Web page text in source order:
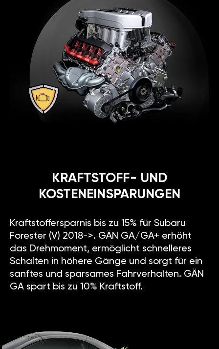
KRAFTSTOFF- UND
KOSTENEINSPARUNGEN
Kraftstoffersparnis bis zu 15% für Subaru
Forester (V) 2018->. GÄN GA/GA+ erhöht
das Drehmoment, ermöglicht schnelleres
Schalten in höhere Gänge und sorgt für ein
sanftes und sparsames Fahrverhalten. GÄN
GA spart bis zu 10% Kraftstoff.